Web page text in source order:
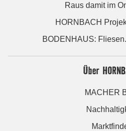
Raus damit im
HORNBACH
BODENHAUS:
Über
MACHER